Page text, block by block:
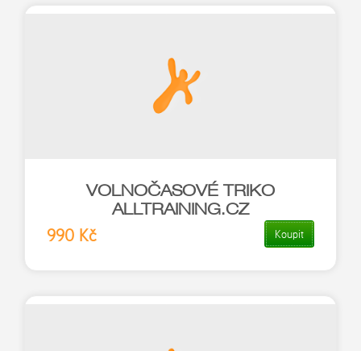
VOLNOČASOVÉ TRIKO
ALLTRAINING.CZ
990 Kč Koupit